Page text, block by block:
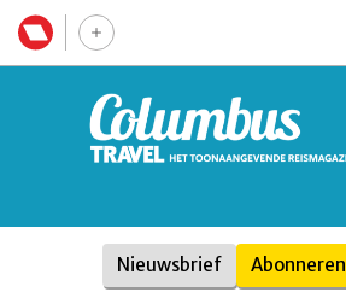
Nieuwsbrief Abonneren